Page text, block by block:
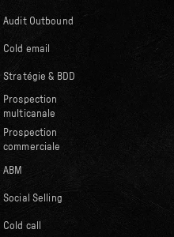
Audit Outbound
Cold email
Stratégie & BDD
Prospection
multicanale
Prospection
commerciale
ABM
Social Selling
Cold call